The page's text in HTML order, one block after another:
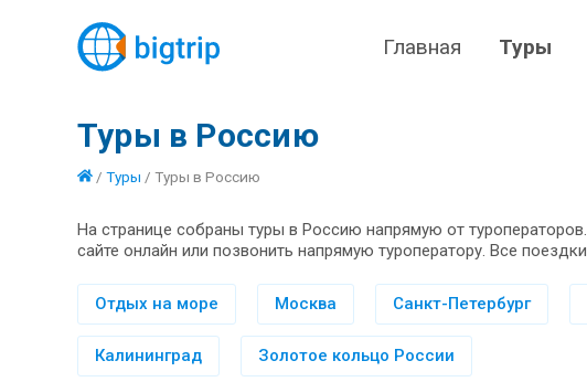
Главная Туры
Туры в Россию
/ Туры / Туры в Россию
На странице собраны туры в Россию напрямую от
сайте онлайн или позвонить напрямую туроператору. Все
Отдых на море Москва Санкт-Петербург
Калининград Золотое кольцо России